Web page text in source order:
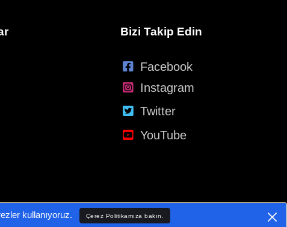
Bizi Takip Edin
Facebook
Instagram
Twitter
YouTube
kullanıyoruz. Çerez Politikamıza bakın.